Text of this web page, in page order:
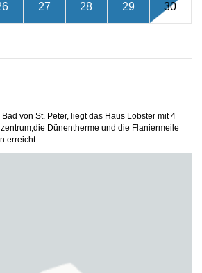
27 28 29 30
von St. Peter, liegt das Haus Lobster mit 4
Dünentherme und die Flaniermeile
erreicht.